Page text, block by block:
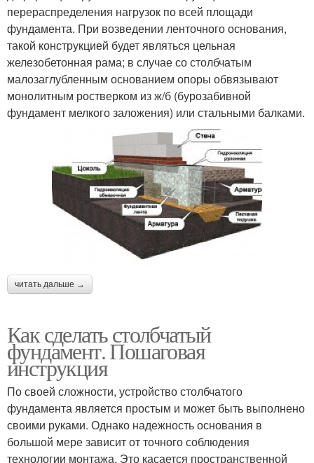
перераспределения нагрузок по всей площади
фундамента. При возведении ленточного основания,
такой конструкцией будет являться цельная
железобетонная рама; в случае со столбчатым
малозаглубленным основанием опоры обвязывают
монолитным ростверком из ж/б (бурозабивной
фундамент мелкого заложения) или стальными балками.
читать дальше →
Как сделать столбчатый
фундамент. Пошаговая
инструкция
По своей сложности, устройство столбчатого
фундамента является простым и может быть выполнено
своими руками. Однако надежность основания в
большой мере зависит от точного соблюдения
технологии монтажа. Это касается пространственной